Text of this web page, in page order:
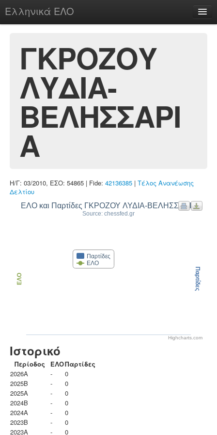
Ελληνικά ΕΛΟ
chesstu.be @ discord
Login
ΓΚΡΟΖΟΥ
ΛΥΔΙΑ-
ΒΕΛΗΣΣΑΡΙ
Α
Η/Γ: 03/2010, ΕΣΟ: 54865 | Fide: 42136385 | Τέλος Ανανέωσης
Δελτίου
ΕΛΟ και Παρτίδες ΓΚΡΟΖΟΥ ΛΥΔΙΑ-ΒΕΛΗΣΣΑΡΙΑ
Source: chessfed.gr
Παρτίδες
ΕΛΟ
ΕΛΟ Παρτίδες
Highcharts.com
Ιστορικό
Περίοδος ΕΛΟΠαρτίδες
2026A
-
0
2025B
-
0
2025A
-
0
2024B
-
0
2024A
-
0
2023B
-
0
2023Α
- 0